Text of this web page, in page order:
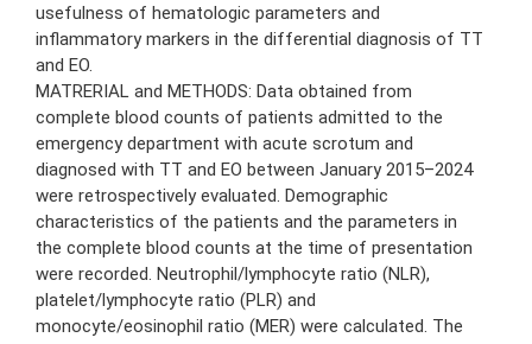
usefulness of hematologic parameters and
inflammatory markers in the differential diagnosis of TT
and EO.
MATRERIAL and METHODS: Data obtained from
complete blood counts of patients admitted to the
emergency department with acute scrotum and
diagnosed with TT and EO between January 2015–2024
were retrospectively evaluated. Demographic
characteristics of the patients and the parameters in
the complete blood counts at the time of presentation
were recorded. Neutrophil/lymphocyte ratio (NLR),
platelet/lymphocyte ratio (PLR) and
monocyte/eosinophil ratio (MER) were calculated. The